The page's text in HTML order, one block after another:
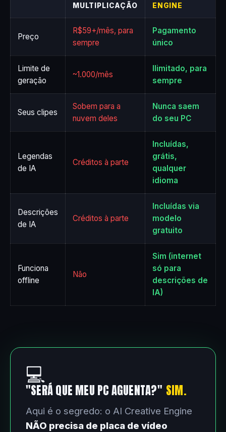
MULTIPLICAÇÃO
ENGINE
Preço
R$59+/mês, para
sempre
Pagamento
único
Limite de
geração
~1.000/mês
Ilimitado, para
sempre
Seus clipes
Sobem para a
nuvem deles
Nunca saem
do seu PC
Legendas
de IA
Créditos à parte
Incluídas,
grátis,
qualquer
idioma
Descrições
de IA
Créditos à parte
Incluídas via
modelo
gratuito
Funciona
offline
Não
Sim (internet
só para
descrições de
IA)
💻
"SERÁ QUE MEU PC AGUENTA?" SIM.
Aqui é o segredo: o AI Creative Engine
NÃO precisa de placa de vídeo